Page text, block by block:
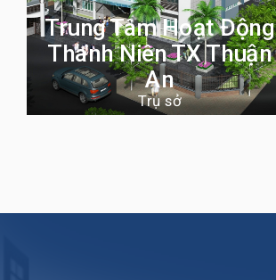
Trung Tâm Hoạt Động
Thanh Niên TX Thuận
An
Trụ sở